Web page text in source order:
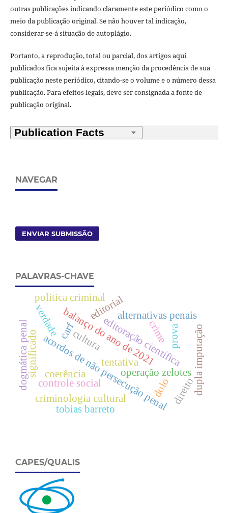
outras publicações indicando claramente este periódico como o
meio da publicação original. Se não houver tal indicação,
considerar-se-á situação de autoplágio.
Portanto, a reprodução, total ou parcial, dos artigos aqui
publicados fica sujeita à expressa menção da procedência de sua
publicação neste periódico, citando-se o volume e o número dessa
publicação. Para efeitos legais, deve ser consignada a fonte de
publicação original.
NAVEGAR
ENVIAR SUBMISSÃO
PALAVRAS-CHAVE
editoração científica
editorial
balanço do ano de 2021
acordos de não persecução penal
política criminal
alternativas penais
criminologia cultural
crime
cultura
significado
controle social
operação zelotes
carf
verdade prova
coerência
direito
tobias barreto
dogmática penal dupla imputação
dolo
tentativa
CAPES/QUALIS